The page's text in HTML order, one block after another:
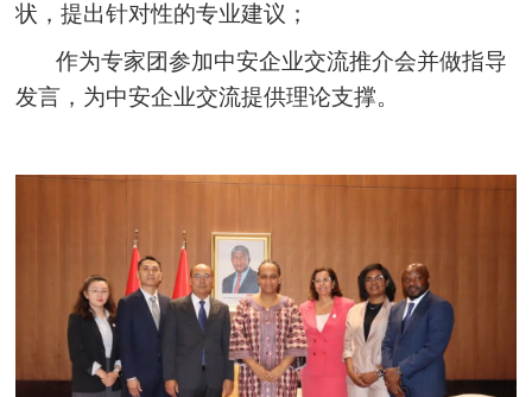
状，提出针对性的专业建议；
作为专家团参加中安企业交流推介会并做指导
发言，为中安企业交流提供理论支撑。